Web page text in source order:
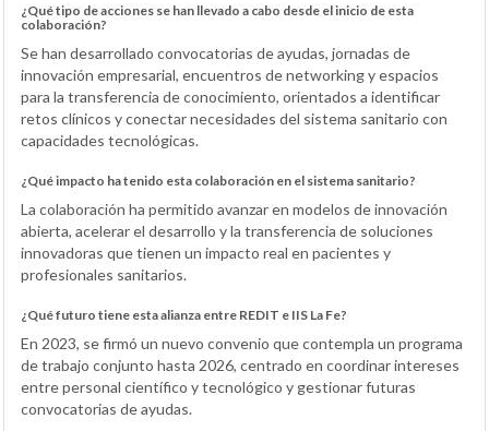
¿Qué tipo de acciones se han llevado a cabo desde el inicio de esta
colaboración?
Se han desarrollado convocatorias de ayudas, jornadas de
innovación empresarial, encuentros de networking y espacios
para la transferencia de conocimiento, orientados a identificar
retos clínicos y conectar necesidades del sistema sanitario con
capacidades tecnológicas.
¿Qué impacto ha tenido esta colaboración en el sistema sanitario?
La colaboración ha permitido avanzar en modelos de innovación
abierta, acelerar el desarrollo y la transferencia de soluciones
innovadoras que tienen un impacto real en pacientes y
profesionales sanitarios.
¿Qué futuro tiene esta alianza entre REDIT e IIS La Fe?
En 2023, se firmó un nuevo convenio que contempla un programa
de trabajo conjunto hasta 2026, centrado en coordinar intereses
entre personal científico y tecnológico y gestionar futuras
convocatorias de ayudas.